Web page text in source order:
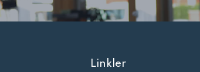
Linkler